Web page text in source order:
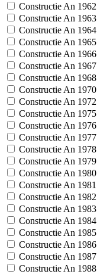
Constructie An 1962
Constructie An 1963
Constructie An 1964
Constructie An 1965
Constructie An 1966
Constructie An 1967
Constructie An 1968
Constructie An 1970
Constructie An 1972
Constructie An 1975
Constructie An 1976
Constructie An 1977
Constructie An 1978
Constructie An 1979
Constructie An 1980
Constructie An 1981
Constructie An 1982
Constructie An 1983
Constructie An 1984
Constructie An 1985
Constructie An 1986
Constructie An 1987
Constructie An 1988